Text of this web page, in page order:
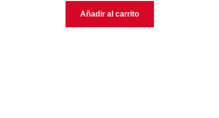
Añadir al carrito